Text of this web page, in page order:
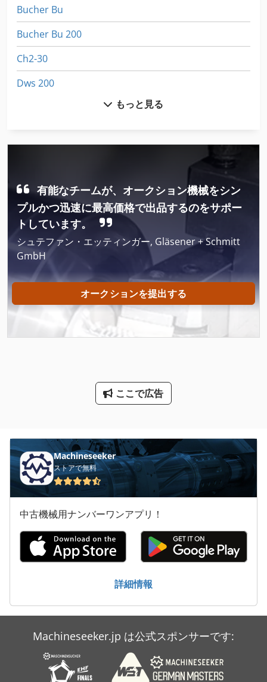
Bucher Bu
Bucher Bu 200
Ch2-30
Dws 200
International 433
Meh 5 2 1 8 B
Ng 200
Nu 204
Ubh 2 20 Rle
その他
カンチレバー ラック
トラック クレーン
バケットエレベーター
建設 用 クレーン
手チューブ ベンダー
洗車
もっと見る
有能なチームが、オークション機械をシン
プルかつ迅速に最高価格で出品するのをサポー
トしています。
シュテファン・エッティンガー, Gläsener + Schmitt
GmbH
オークションを提出する
ここで広告
Machineseeker
ストアで無料
中古機械用ナンバーワンアプリ！
詳細情報
Machineseeker.jp は公式スポンサーです: